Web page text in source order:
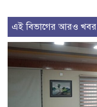
এই বিভাগের আরও খবর